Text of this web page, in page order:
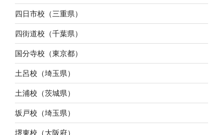
四日市校（三重県）
四街道校（千葉県）
国分寺校（東京都）
土呂校（埼玉県）
土浦校（茨城県）
坂戸校（埼玉県）
堺東校（大阪府）